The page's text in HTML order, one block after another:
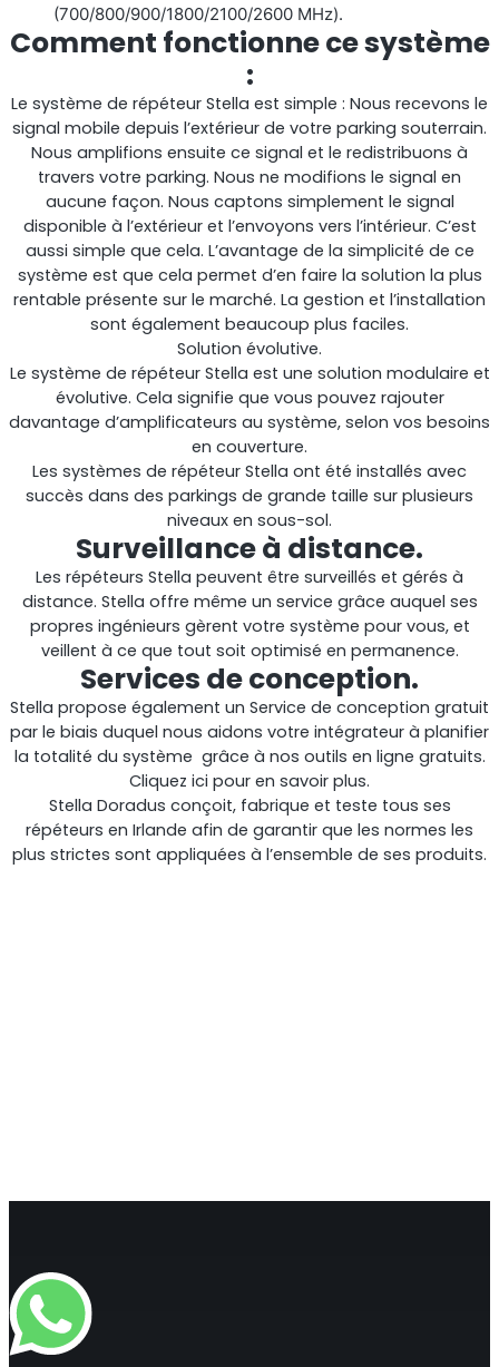
Sentinel
Moniteur de bruit du signal de liaison montante.
Octo Repeater
Royaume-Uni et Irlande. Répéteur commercial
RouterAmp
Amélioration du signal cellulaire vers le routeur.
(700/800/900/1800/2100/2600 MHz).
Comment fonctionne ce système
:
Le système de répéteur Stella est simple : Nous recevons le
signal mobile depuis l’extérieur de votre parking souterrain.
Nous amplifions ensuite ce signal et le redistribuons à
travers votre parking. Nous ne modifions le signal en
aucune façon. Nous captons simplement le signal
disponible à l’extérieur et l’envoyons vers l’intérieur. C’est
aussi simple que cela. L’avantage de la simplicité de ce
système est que cela permet d’en faire la solution la plus
rentable présente sur le marché. La gestion et l’installation
sont également beaucoup plus faciles.
Solution évolutive.
Le système de répéteur Stella est une solution modulaire et
évolutive. Cela signifie que vous pouvez rajouter
davantage d’amplificateurs au système, selon vos besoins
en couverture.
Les systèmes de répéteur Stella ont été installés avec
succès dans des parkings de grande taille sur plusieurs
niveaux en sous-sol.
Surveillance à distance.
Les répéteurs Stella peuvent être surveillés et gérés à
distance. Stella offre même un service grâce auquel ses
propres ingénieurs gèrent votre système pour vous, et
veillent à ce que tout soit optimisé en permanence.
Services de conception.
Stella propose également un Service de conception gratuit
par le biais duquel nous aidons votre intégrateur à planifier
la totalité du système grâce à nos outils en ligne gratuits.
Cliquez ici pour en savoir plus.
Stella Doradus conçoit, fabrique et teste tous ses
répéteurs en Irlande afin de garantir que les normes les
plus strictes sont appliquées à l’ensemble de ses produits.